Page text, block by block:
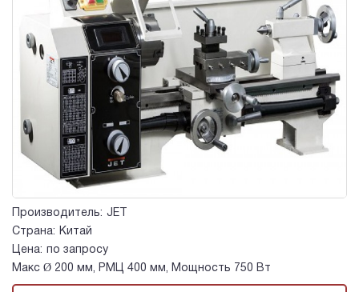
Производитель: JET
Страна:
Китай
Цена:
по запросу
Макс Ø 200 мм, РМЦ 400 мм, Мощность 750 Вт